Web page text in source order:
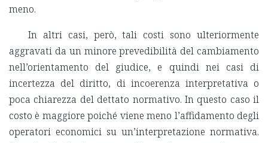
meno.
In altri casi, però, tali costi sono ulteriormente
aggravati da un minore prevedibilità del cambiamento
nell’orientamento del giudice, e quindi nei casi di
incertezza del diritto, di incoerenza interpretativa o
poca chiarezza del dettato normativo. In questo caso il
costo è maggiore poiché viene meno l’affidamento degli
operatori economici su un’interpretazione normativa.